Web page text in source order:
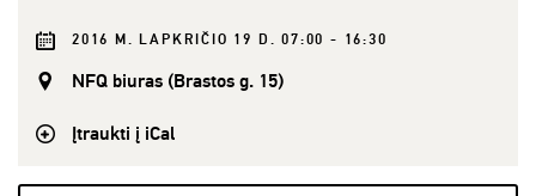
2016 M. LAPKRIČIO 19 D. 07:00 - 16:30
NFQ biuras (Brastos g. 15)
Įtraukti į iCal